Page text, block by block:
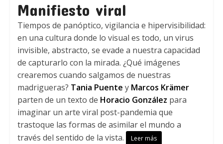
Manifiesto viral
Tiempos de panóptico, vigilancia e hipervisibilidad:
en una cultura donde lo visual es todo, un virus
invisible, abstracto, se evade a nuestra capacidad
de capturarlo con la mirada. ¿Qué imágenes
crearemos cuando salgamos de nuestras
madrigueras? Tania Puente y Marcos Krämer
parten de un texto de Horacio González para
imaginar un arte viral post-pandemia que
trastoque las formas de asimilar el mundo a
través del sentido de la vista.
Leer más